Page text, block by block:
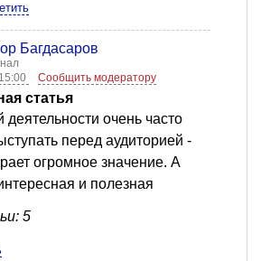
Багдасаров
Сообщить модератору
статья
деятельности очень часто
перед аудиторией -
огромное значение. А
и полезная
5